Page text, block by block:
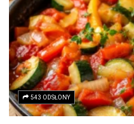
543 ODSŁONY